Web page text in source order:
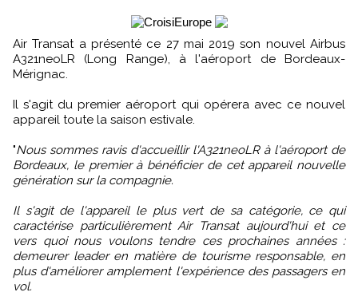
Air Transat a présenté ce 27 mai 2019 son nouvel Airbus
A321neoLR (Long Range), à l'aéroport de Bordeaux-
Mérignac.
Il s'agit du premier aéroport qui opérera avec ce nouvel
appareil toute la saison estivale.
"Nous sommes ravis d'accueillir l'A321neoLR à l'aéroport de
Bordeaux, le premier à bénéficier de cet appareil nouvelle
génération sur la compagnie.
Il s'agit de l'appareil le plus vert de sa catégorie, ce qui
caractérise particulièrement Air Transat aujourd'hui et ce
vers quoi nous voulons tendre ces prochaines années :
demeurer leader en matière de tourisme responsable, en
plus d'améliorer amplement l'expérience des passagers en
vol.